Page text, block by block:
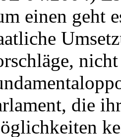
einen geht
die